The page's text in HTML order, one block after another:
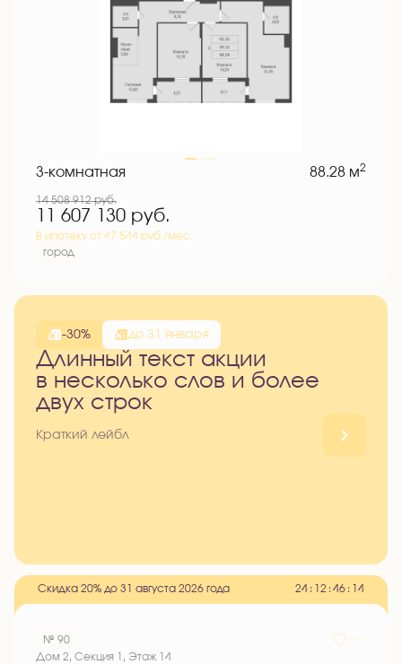
3-комнатная 88.28 м2
14 508 912руб.
11 607 130 руб.
В ипотеку от 47 544 руб./мес.
город
-30% до 31 января
Длинный текст акции
в несколько слов и более
двух строк
Краткий лейбл
Скидка 20% до 31 августа 2026 года 24 : 1 2 : 46 : 1 3
№ 90
Дом 2, Секция 1, Этаж 14